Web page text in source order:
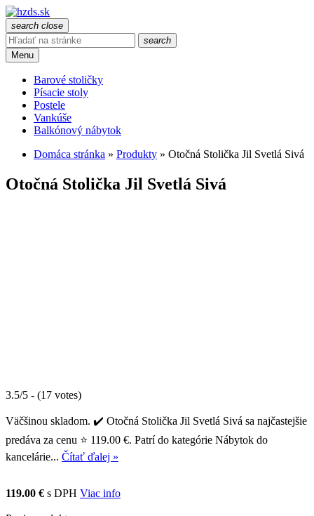
search close
search
Menu
Barové stoličky
Písacie stoly
Postele
Vankúše
Balkónový nábytok
Domáca stránka » Produkty » Otočná Stolička Jil Svetlá Sivá
Otočná Stolička Jil Svetlá Sivá
3.5/5 - (17 votes)
Väčšinou skladom. ✔️ Otočná Stolička Jil Svetlá Sivá sa najčastejšie
predáva za cenu ⭐ 119.00 €. Patrí do kategórie Nábytok do
kancelárie... Čítať ďalej »
119.00 € s DPH Viac info